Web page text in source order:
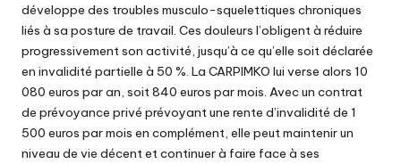
développe des troubles musculo-squelettiques chroniques
liés à sa posture de travail. Ces douleurs l’obligent à réduire
progressivement son activité, jusqu’à ce qu’elle soit déclarée
en invalidité partielle à 50 %. La CARPIMKO lui verse alors 10
080 euros par an, soit 840 euros par mois. Avec un contrat
de prévoyance privé prévoyant une rente d’invalidité de 1
500 euros par mois en complément, elle peut maintenir un
niveau de vie décent et continuer à faire face à ses